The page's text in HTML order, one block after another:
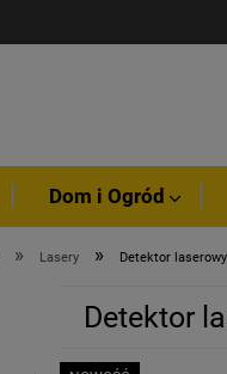
Dom i Ogród
» Lasery » Detektor laserowy
Detektor